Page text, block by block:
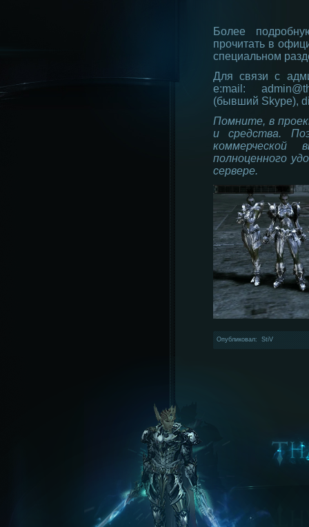
Более
прочитать в
специальном
Для связи с
e:mail:
(бывший Skype),
Помните, в
и средства.
полноценного
сервере.
Опубликовал: StiV